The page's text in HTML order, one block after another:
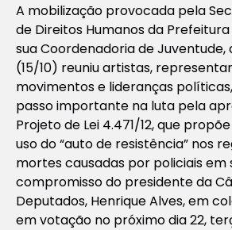
A mobilização provocada pela
de Direitos Humanos da Prefeitura
sua Coordenadoria de
(15/10) reuniu artistas,
movimentos e lideranças
passo importante na luta pela
Projeto de Lei 4.471/12, que
uso do “auto de resistência” nos
mortes causadas por policiais em
compromisso do presidente da
Deputados, Henrique Alves, em
em votação no próximo dia 22,